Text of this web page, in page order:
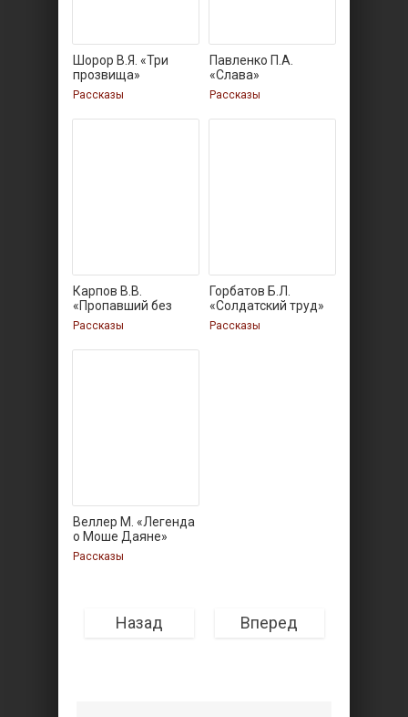
Шорор В.Я. «Три
прозвища»
Рассказы
Павленко П.А.
«Слава»
Рассказы
Карпов В.В.
«Пропавший без
вести»
Рассказы
Горбатов Б.Л.
«Солдатский труд»
Рассказы
Веллер М. «Легенда
о Моше Даяне»
Рассказы
Назад Вперед